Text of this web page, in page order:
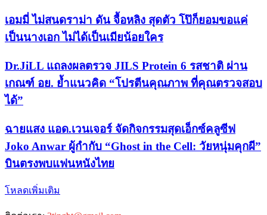
เอมมี่ ไม่สนดราม่า ดัน จื้อหลิง สุดตัว โป๊ก็ยอมขอแค่
เป็นนางเอก ไม่ได้เป็นเมียน้อยใคร
Dr.JiLL แถลงผลตรวจ JILS Protein 6 รสชาติ ผ่าน
เกณฑ์ อย. ย้ำแนวคิด “โปรตีนคุณภาพ ที่คุณตรวจสอบ
ได้”
ฉายแสง แอด.เวนเจอร์ จัดกิจกรรมสุดเอ็กซ์คลูซีฟ
Joko Anwar ผู้กำกับ “Ghost in the Cell: วัยหนุ่มคุกผี”
บินตรงพบแฟนหนังไทย
โหลดเพิ่มเติม